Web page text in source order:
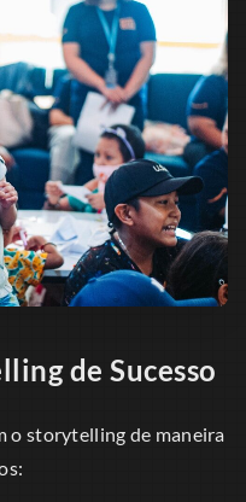
de Sucesso
o storytelling de maneira